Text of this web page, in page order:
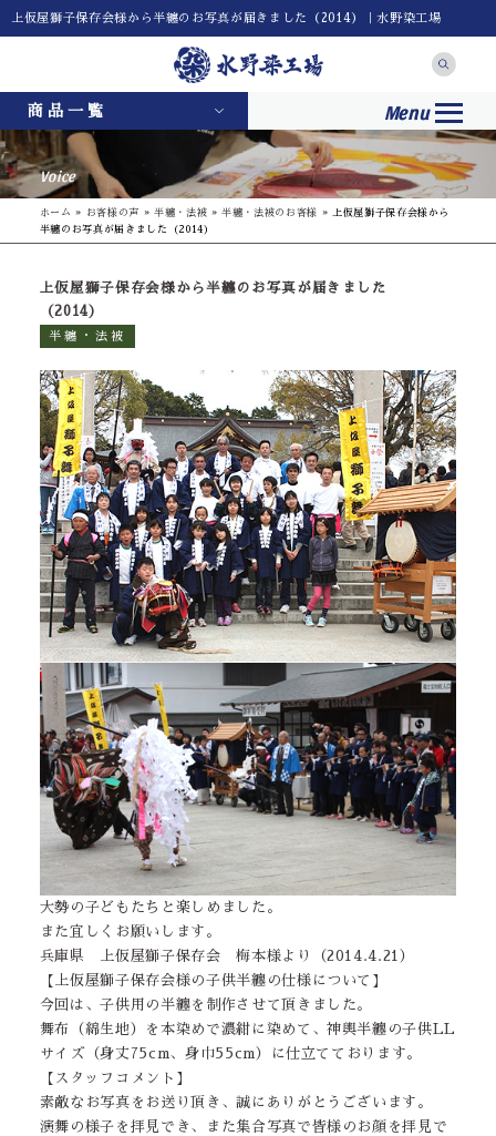
上仮屋獅子保存会様から半纏のお写真が届きました（2014）｜水野染工場
商品一覧 Menu
Voice
ホーム » お客様の声 » 半纏・法被 »半纏・法被のお客様 »
上仮屋獅子保存会様から
半纏のお写真が届きました（2014）
上仮屋獅子保存会様から半纏のお写真が届きました
（2014）
半纏・法被
大勢の子どもたちと楽しめました。
また宜しくお願いします。
兵庫県 上仮屋獅子保存会 梅本様より（2014.4.21）
【上仮屋獅子保存会様の子供半纏の仕様について】
今回は、子供用の半纏を制作させて頂きました。
舞布（綿生地）を本染めで濃紺に染めて、神輿半纏の子供LL
サイズ（身丈75cm、身巾55cm）に仕立てております。
【スタッフコメント】
素敵なお写真をお送り頂き、誠にありがとうございます。
演舞の様子を拝見でき、また集合写真で皆様のお顔を拝見で